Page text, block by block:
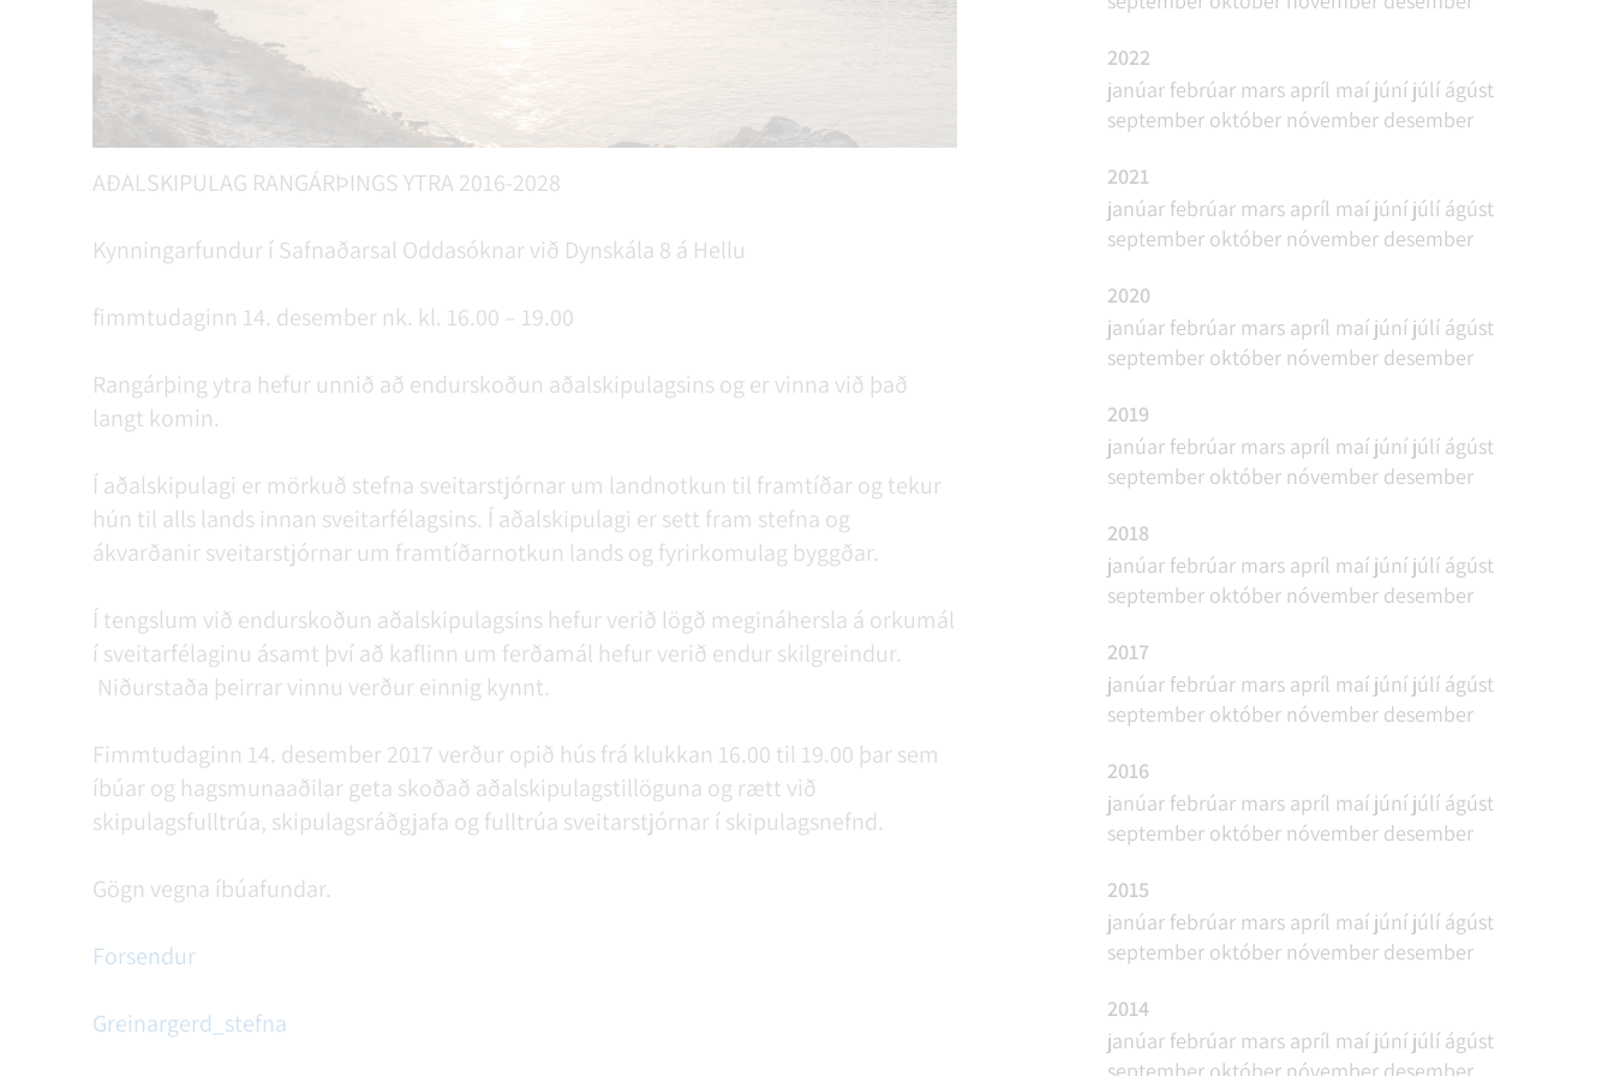
AÐALSKIPULAG RANGÁRÞINGS YTRA 2016-2028
Kynningarfundur í Safnaðarsal Oddasóknar við Dynskála 8 á Hellu
fimmtudaginn 14. desember nk. kl. 16.00 – 19.00
Rangárþing ytra hefur unnið að endurskoðun aðalskipulagsins og er vinna við það
langt komin.
Í aðalskipulagi er mörkuð stefna sveitarstjórnar um landnotkun til fram­tíðar og tekur
hún til alls lands innan sveit­ar­félagsins. Í aðalskipulagi er sett fram stefna og
ákvarðanir sveitarstjórnar um framtíðarnotkun lands og fyrirkomulag byggðar.
Í tengslum við endurskoðun aðalskipulagsins hefur verið lögð megináhersla á orkumál
í sveitarfélaginu ásamt því að kaflinn um ferðamál hefur verið endur skilgreindur.
Niðurstaða þeirrar vinnu verður einnig kynnt.
Fimmtudaginn 14. desember 2017 verður opið hús frá klukkan 16.00 til 19.00 þar sem
íbúar og hagsmunaaðilar geta skoðað aðal­skipu­lags­tillöguna og rætt við
skipulagsfulltrúa, skipulagsráðgjafa og fulltrúa sveitarstjórnar í skipulagsnefnd.
Gögn vegna íbúafundar.
Forsendur
Greinargerd_stefna
2022
janúar febrúar mars apríl maí júní júlí ágúst
september október nóvember desember
2021
janúar febrúar mars apríl maí júní júlí ágúst
september október nóvember desember
2020
janúar febrúar mars apríl maí júní júlí ágúst
september október nóvember desember
2019
janúar febrúar mars apríl maí júní júlí ágúst
september október nóvember desember
2018
janúar febrúar mars apríl maí júní júlí ágúst
september október nóvember desember
2017
janúar febrúar mars apríl maí júní júlí ágúst
september október nóvember desember
2016
janúar febrúar mars apríl maí júní júlí ágúst
september október nóvember desember
2015
janúar febrúar mars apríl maí júní júlí ágúst
september október nóvember desember
2014
janúar febrúar mars apríl maí júní júlí ágúst